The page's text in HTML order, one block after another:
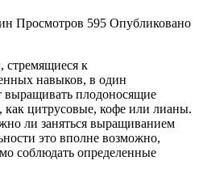
Просмотров 595 Опубликовано
стремящиеся к
навыков, в один
плодоносящие
как цитрусовые, кофе или лианы.
ли заняться выращиванием
это вполне возможно,
соблюдать определенные